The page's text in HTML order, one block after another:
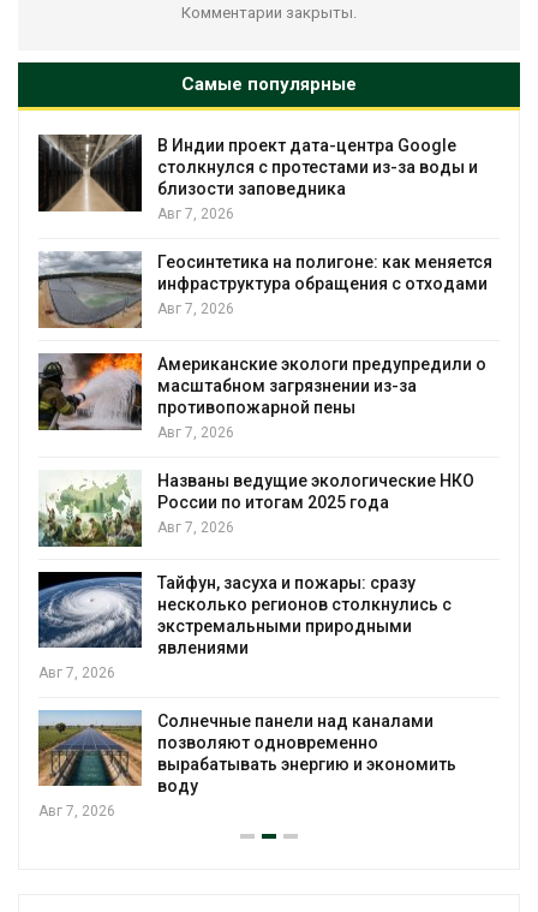
Комментарии закрыты.
Самые популярные
В Индии проект дата-центра Google
столкнулся с протестами из-за воды и
близости заповедника
Авг 7, 2026
Геосинтетика на полигоне: как меняется
инфраструктура обращения с отходами
Авг 7, 2026
Американские экологи предупредили о
масштабном загрязнении из-за
противопожарной пены
Авг 7, 2026
Названы ведущие экологические НКО
России по итогам 2025 года
Авг 7, 2026
Тайфун, засуха и пожары: сразу
несколько регионов столкнулись с
экстремальными природными
явлениями
Авг 7, 2026
Солнечные панели над каналами
позволяют одновременно
вырабатывать энергию и экономить
воду
Авг 7, 2026